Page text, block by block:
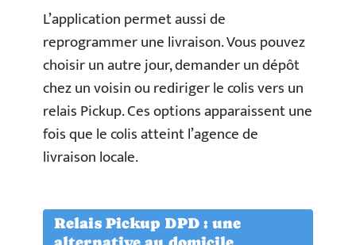
L’application permet aussi de
reprogrammer une livraison. Vous pouvez
choisir un autre jour, demander un dépôt
chez un voisin ou rediriger le colis vers un
relais Pickup. Ces options apparaissent une
fois que le colis atteint l’agence de
livraison locale.
Relais Pickup DPD : une